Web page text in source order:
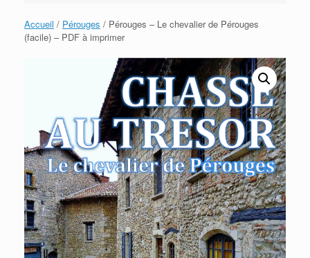
Accueil / Pérouges / Pérouges – Le chevalier de Pérouges
(facile) – PDF à imprimer